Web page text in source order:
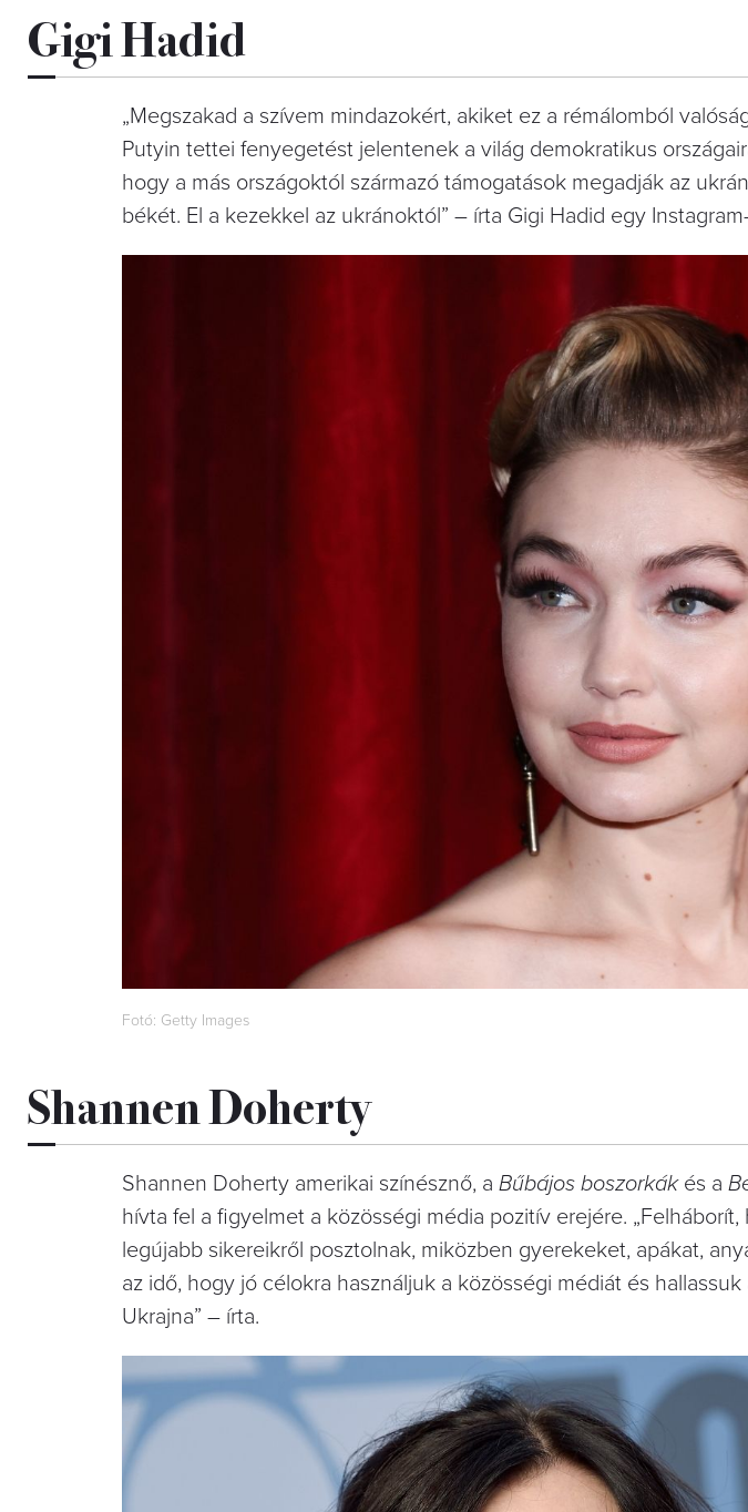
Gigi Hadid
„Megszakad a szívem mindazokért, akiket ez a rémálomból
Putyin tettei fenyegetést jelentenek a világ demokratikus
hogy a más országoktól származó támogatások megadják az
békét. El a kezekkel az ukránoktól” – írta Gigi Hadid egy
Fotó: Getty Images
Shannen Doherty
Shannen Doherty amerikai színésznő, a Bűbájos boszorkákés a
hívta fel a figyelmet a közösségi média pozitív erejére.
legújabb sikereikről posztolnak, miközben gyerekeket, apákat,
az idő, hogy jó célokra használjuk a közösségi médiát és
Ukrajna” – írta.